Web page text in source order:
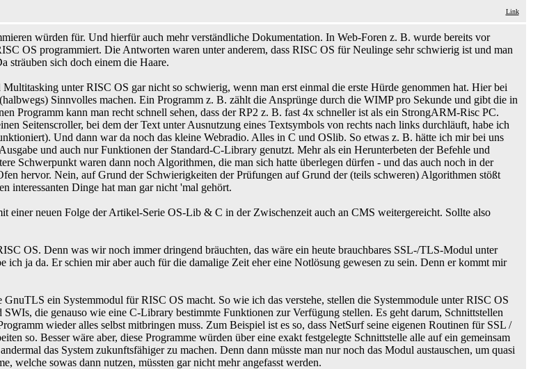
Link
würden für. Und hierfür auch mehr verständliche Dokumentation. In Web-Foren z. B. wurde bereits vor
OS programmiert. Die Antworten waren unter anderem, dass RISC OS für Neulinge sehr schwierig ist und man
sträuben sich doch einem die Haare.
unter RISC OS gar nicht so schwierig, wenn man erst einmal die erste Hürde genommen hat. Hier bei
Sinnvolles machen. Ein Programm z. B. zählt die Ansprünge durch die WIMP pro Sekunde und gibt die in
Programm kann man recht schnell sehen, dass der RP2 z. B. fast 4x schneller ist als ein StrongARM-Risc PC.
Seitenscroller, bei dem der Text unter Ausnutzung eines Textsymbols von rechts nach links durchläuft, habe ich
Und dann war da noch das kleine Webradio. Alles in C und OSlib. So etwas z. B. hätte ich mir bei uns
und auch nur Funktionen der Standard-C-Library genutzt. Mehr als ein Herunterbeten der Befehle und
Schwerpunkt waren dann noch Algorithmen, die man sich hatte überlegen dürfen - und das auch noch in der
hervor. Nein, auf Grund der Schwierigkeiten der Prüfungen auf Grund der (teils schweren) Algorithmen stößt
interessanten Dinge hat man gar nicht 'mal gehört.
einer neuen Folge der Artikel-Serie OS-Lib & C in der Zwischenzeit auch an CMS weitergereicht. Sollte also
OS. Denn was wir noch immer dringend bräuchten, das wäre ein heute brauchbares SSL-/TLS-Modul unter
ja da. Er schien mir aber auch für die damalige Zeit eher eine Notlösung gewesen zu sein. Denn er kommt mir
ein Systemmodul für RISC OS macht. So wie ich das verstehe, stellen die Systemmodule unter RISC OS
die genauso wie eine C-Library bestimmte Funktionen zur Verfügung stellen. Es geht darum, Schnittstellen
wieder alles selbst mitbringen muss. Zum Beispiel ist es so, dass NetSurf seine eigenen Routinen für SSL /
so. Besser wäre aber, diese Programme würden über eine exakt festgelegte Schnittstelle alle auf ein gemeinsam
das System zukunftsfähiger zu machen. Denn dann müsste man nur noch das Modul austauschen, um quasi
welche sowas dann nutzen, müssten gar nicht mehr angefasst werden.